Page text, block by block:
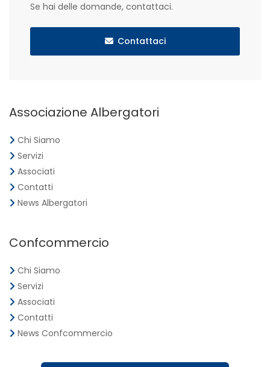
Se hai delle domande, contattaci.
Contattaci
Associazione Albergatori
Chi Siamo
Servizi
Associati
Contatti
News Albergatori
Confcommercio
Chi Siamo
Servizi
Associati
Contatti
News Confcommercio